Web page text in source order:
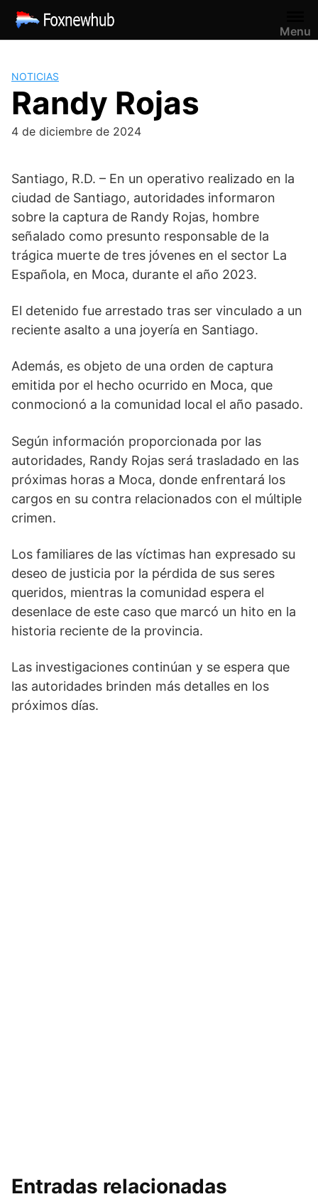
Saltar
contenido
Menu
NOTICIAS
Randy Rojas
4 de diciembre de 2024
Santiago, R.D. – En un operativo realizado en la
ciudad de Santiago, autoridades informaron
sobre la captura de Randy Rojas, hombre
señalado como presunto responsable de la
trágica muerte de tres jóvenes en el sector La
Española, en Moca, durante el año 2023.
El detenido fue arrestado tras ser vinculado a un
reciente asalto a una joyería en Santiago.
Además, es objeto de una orden de captura
emitida por el hecho ocurrido en Moca, que
conmocionó a la comunidad local el año pasado.
Según información proporcionada por las
autoridades, Randy Rojas será trasladado en las
próximas horas a Moca, donde enfrentará los
cargos en su contra relacionados con el múltiple
crimen.
Los familiares de las víctimas han expresado su
deseo de justicia por la pérdida de sus seres
queridos, mientras la comunidad espera el
desenlace de este caso que marcó un hito en la
historia reciente de la provincia.
Las investigaciones continúan y se espera que
las autoridades brinden más detalles en los
próximos días.
Entradas relacionadas